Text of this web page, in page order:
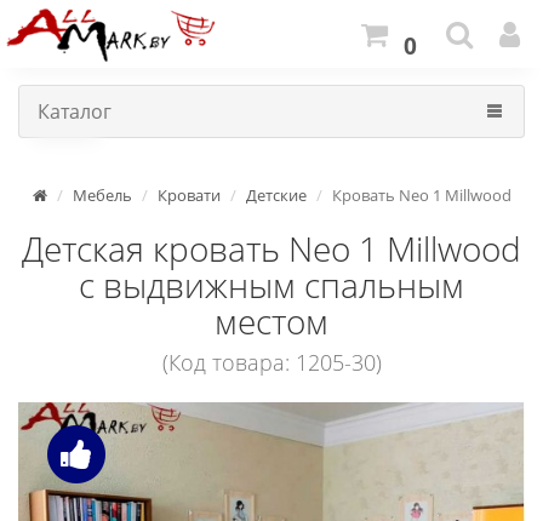
0
Каталог
Мебель Кровати Детские Кровать Neo 1 Millwood
Детская кровать Neo 1 Millwood
с выдвижным спальным
местом
(Код товара: 1205-30)